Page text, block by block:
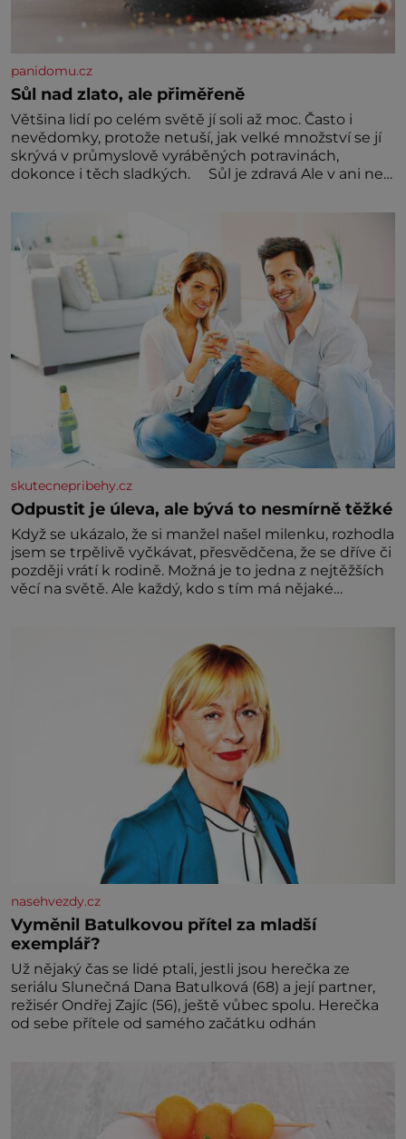
panidomu.cz
Sůl nad zlato, ale přiměřeně
Většina lidí po celém světě jí soli až moc. Často i
nevědomky, protože netuší, jak velké množství se jí
skrývá v průmyslově vyráběných potravinách,
dokonce i těch sladkých. Sůl je zdravá Ale v ani ne
běžné. Její základní složky– sodík a chlór – jsou
zásadní pro správné hospodaření
skutecnepribehy.cz
Odpustit je úleva, ale bývá to nesmírně těžké
Když se ukázalo, že si manžel našel milenku, rozhodla
jsem se trpělivě vyčkávat, přesvědčena, že se dříve či
později vrátí k rodině. Možná je to jedna z nejtěžších
věcí na světě. Ale každý, kdo s tím má nějaké
nasehvezdy.cz
Vyměnil Batulkovou přítel za mladší
exemplář?
Už nějaký čas se lidé ptali, jestli jsou herečka ze
seriálu Slunečná Dana Batulková (68) a její partner,
režisér Ondřej Zajíc (56), ještě vůbec spolu. Herečka
od sebe přítele od samého začátku odhán